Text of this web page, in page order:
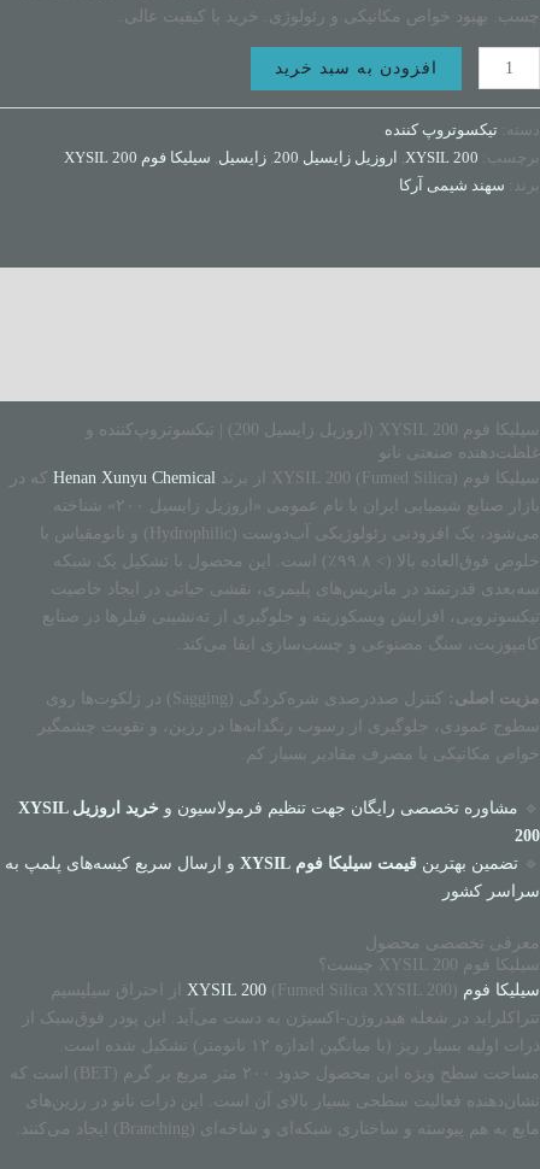
چسب. بهبود خواص مکانیکی و رئولوژی. خرید با کیفیت عالی.
افزودن به سبد خرید
دسته: تیکسوتروپ کننده
برچسب: XYSIL 200 اروزیل زایسیل 200 زایسیل سیلیکا فوم XYSIL 200
برند: سهند شیمی آرکا
سیلیکا فوم XYSIL 200 (اروزیل زایسیل 200) | تیکسوتروپ‌کننده و
غلظت‌دهنده صنعتی نانو
سیلیکا فوم XYSIL 200 (Fumed Silica) از برند
Henan Xunyu Chemical که در
بازار صنایع شیمیایی ایران با نام عمومی «اروزیل زایسیل ۲۰۰» شناخته
می‌شود، یک افزودنی رئولوژیکی آب‌دوست (Hydrophilic) و نانومقیاس با
خلوص فوق‌العاده بالا (> ۹۹.۸٪) است. این محصول با تشکیل یک شبکه
سه‌بعدی قدرتمند در ماتریس‌های پلیمری، نقشی حیاتی در ایجاد خاصیت
تیکسوتروپی، افزایش ویسکوزیته و جلوگیری از ته‌نشینی فیلرها در صنایع
کامپوزیت، سنگ مصنوعی و چسب‌سازی ایفا می‌کند.
مزیت اصلی:
کنترل صددرصدی شره‌کردگی (Sagging) در ژلکوت‌ها روی
سطوح عمودی، جلوگیری از رسوب رنگدانه‌ها در رزین، و تقویت چشمگیر
خواص مکانیکی با مصرف مقادیر بسیار کم.
🔹 مشاوره تخصصی رایگان جهت تنظیم فرمولاسیون و
خرید اروزیل XYSIL
200
🔹 تضمین بهترین قیمت سیلیکا فوم XYSIL
و ارسال سریع کیسه‌های پلمپ به
سراسر کشور
معرفی تخصصی محصول
سیلیکا فوم XYSIL 200 چیست؟
سیلیکا فوم XYSIL 200
(Fumed Silica XYSIL 200) از احتراق سیلیسیم
تتراکلراید در شعله هیدروژن-اکسیژن به دست می‌آید. این پودر فوق‌سبک از
ذرات اولیه بسیار ریز (با میانگین اندازه ۱۲ نانومتر) تشکیل شده است.
مساحت سطح ویژه این محصول حدود ۲۰۰ متر مربع بر گرم (BET) است که
نشان‌دهنده فعالیت سطحی بسیار بالای آن است. این ذرات نانو در رزین‌های
مایع به هم پیوسته و ساختاری شبکه‌ای و شاخه‌ای (Branching) ایجاد می‌کنند.